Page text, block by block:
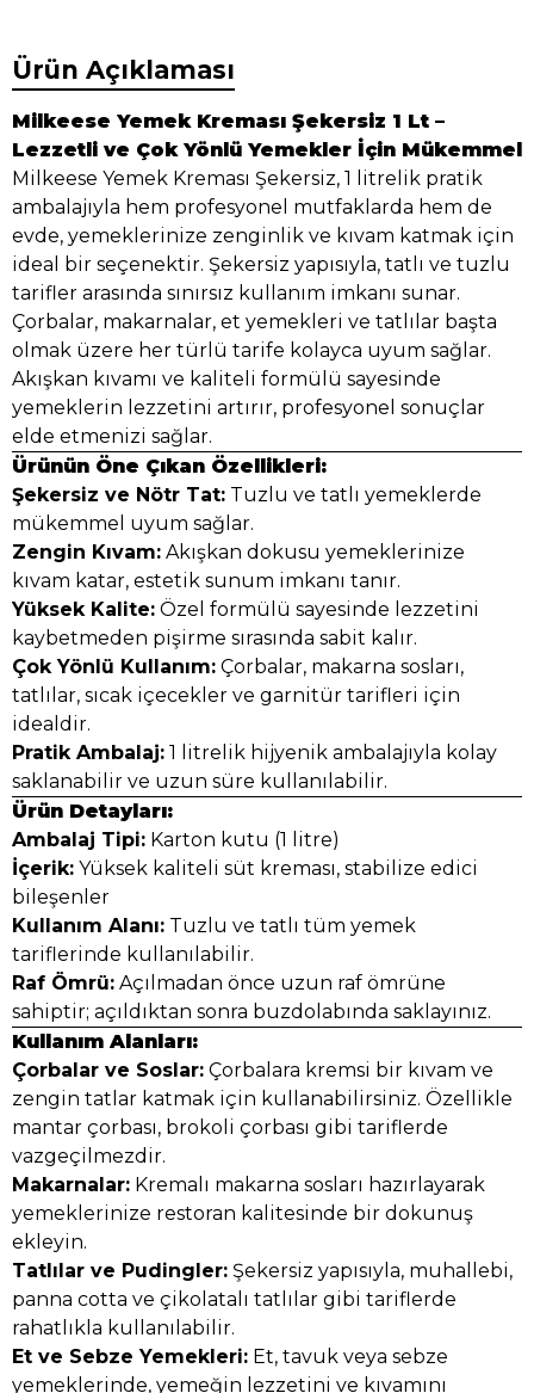
Ürün Açıklaması
Milkeese Yemek Kreması Şekersiz 1 Lt –
Lezzetli ve Çok Yönlü Yemekler İçin Mükemmel
Milkeese Yemek Kreması Şekersiz, 1 litrelik pratik
ambalajıyla hem profesyonel mutfaklarda hem de
evde, yemeklerinize zenginlik ve kıvam katmak için
ideal bir seçenektir. Şekersiz yapısıyla, tatlı ve tuzlu
tarifler arasında sınırsız kullanım imkanı sunar.
Çorbalar, makarnalar, et yemekleri ve tatlılar başta
olmak üzere her türlü tarife kolayca uyum sağlar.
Akışkan kıvamı ve kaliteli formülü sayesinde
yemeklerin lezzetini artırır, profesyonel sonuçlar
elde etmenizi sağlar.
Ürünün Öne Çıkan Özellikleri:
Şekersiz ve Nötr Tat: Tuzlu ve tatlı yemeklerde
mükemmel uyum sağlar.
Zengin Kıvam: Akışkan dokusu yemeklerinize
kıvam katar, estetik sunum imkanı tanır.
Yüksek Kalite: Özel formülü sayesinde lezzetini
kaybetmeden pişirme sırasında sabit kalır.
Çok Yönlü Kullanım: Çorbalar, makarna sosları,
tatlılar, sıcak içecekler ve garnitür tarifleri için
idealdir.
Pratik Ambalaj: 1 litrelik hijyenik ambalajıyla kolay
saklanabilir ve uzun süre kullanılabilir.
Ürün Detayları:
Ambalaj Tipi: Karton kutu (1 litre)
İçerik: Yüksek kaliteli süt kreması, stabilize edici
bileşenler
Kullanım Alanı: Tuzlu ve tatlı tüm yemek
tariflerinde kullanılabilir.
Raf Ömrü: Açılmadan önce uzun raf ömrüne
sahiptir; açıldıktan sonra buzdolabında saklayınız.
Kullanım Alanları:
Çorbalar ve Soslar: Çorbalara kremsi bir kıvam ve
zengin tatlar katmak için kullanabilirsiniz. Özellikle
mantar çorbası, brokoli çorbası gibi tariflerde
vazgeçilmezdir.
Makarnalar: Kremalı makarna sosları hazırlayarak
yemeklerinize restoran kalitesinde bir dokunuş
ekleyin.
Tatlılar ve Pudingler: Şekersiz yapısıyla, muhallebi,
panna cotta ve çikolatalı tatlılar gibi tariflerde
rahatlıkla kullanılabilir.
Et ve Sebze Yemekleri: Et, tavuk veya sebze
yemeklerinde, yemeğin lezzetini ve kıvamını